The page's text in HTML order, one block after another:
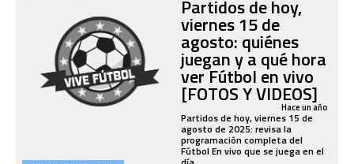
Partidos de hoy,
viernes 15 de
agosto: quiénes
juegan y a qué hora
ver Fútbol en vivo
[FOTOS Y VIDEOS]
Hace un año
Partidos de hoy, viernes 15 de
agosto de 2025: revisa la
programación completa del
Fútbol En vivo que se juega en el